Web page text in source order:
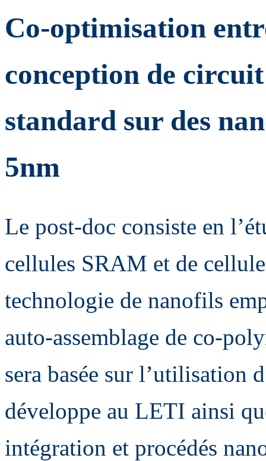
Co-optimisation
conception de
standard sur des
5nm
Le post-doc consiste en
cellules SRAM et de
technologie de nanofils
auto-assemblage de co-
sera basée sur l’utilisation
développe au LETI ainsi
intégration et procédés